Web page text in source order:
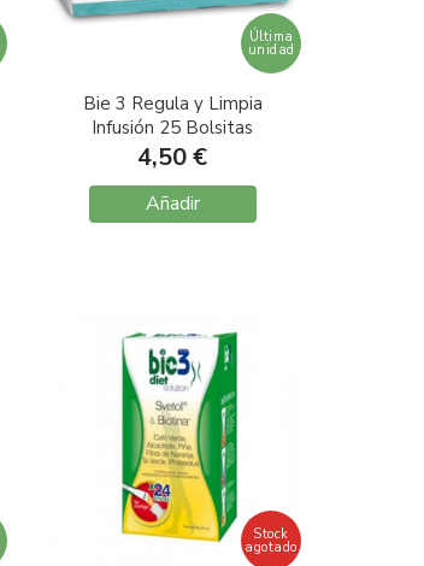
Última
unidad
Bie 3 Regula y Limpia
Infusión 25 Bolsitas
4,50 €
Añadir
Stock
agotado